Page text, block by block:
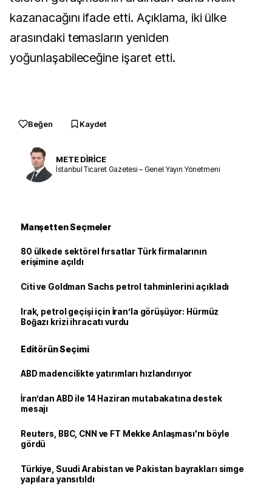
kazanacağını ifade etti. Açıklama, iki ülke
arasındaki temasların yeniden
yoğunlaşabileceğine işaret etti.
Beğen Kaydet
METE DİRİCE
İstanbul Ticaret Gazetesi – Genel Yayın Yönetmeni
Manşetten Seçmeler
80 ülkede sektörel fırsatlar Türk firmalarının
erişimine açıldı
Citi ve Goldman Sachs petrol tahminlerini açıkladı
Irak, petrol geçişi için İran’la görüşüyor: Hürmüz
Boğazı krizi ihracatı vurdu
Editörün Seçimi
ABD madencilikte yatırımları hızlandırıyor
İran’dan ABD ile 14 Haziran mutabakatına destek
mesajı
Reuters, BBC, CNN ve FT Mekke Anlaşması'nı böyle
gördü
Türkiye, Suudi Arabistan ve Pakistan bayrakları simge
yapılara yansıtıldı